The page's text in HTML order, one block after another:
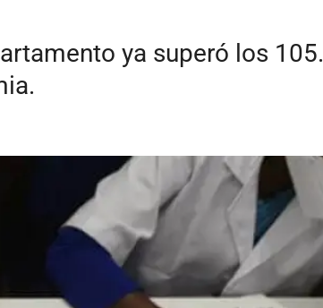
ya superó los